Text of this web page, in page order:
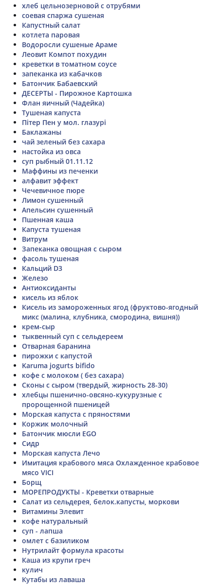
хлеб цельнозерновой с отрубями
соевая спаржа сушеная
Капустный салат
котлета паровая
Водоросли сушеные Араме
Леовит Компот похудин
креветки в томатном соусе
запеканка из кабачков
Батончик Бабаевский
ДЕСЕРТЫ - Пирожное Картошка
Флан яичный (Чадейка)
Тушеная капуста
Пітер Пен у мол. глазурі
Баклажаны
чай зеленый без сахара
настойка из овса
суп рыбный 01.11.12
Маффины из печенки
алфавит эффект
Чечевичное пюре
Лимон сушенный
Апельсин сушенный
Пшенная каша
Капуста тушеная
Витрум
Запеканка овощная с сыром
фасоль тушеная
Кальций D3
Железо
Антиоксиданты
кисель из яблок
Кисель из замороженных ягод (фруктово-ягодный
микс (малина, клубника, смородина, вишня))
крем-сыр
тыквенный суп с сельдереем
Отварная баранина
пирожки с капустой
Karuma jogurts bifido
кофе с молоком ( без сахара)
Сконы с сыром (твердый, жирность 28-30)
хлебцы пшенично-овсяно-кукурузные с
пророщенной пшеницей
Морская капуста с пряностями
Коржик молочный
Батончик мюсли EGO
Сидр
Морская капуста Лечо
Имитация крабового мяса Охлажденное крабовое
мясо VICI
Борщ
МОРЕПРОДУКТЫ - Креветки отварные
Салат из сельдерея, белок.капусты, моркови
Витамины Элевит
кофе натуральный
суп - лапша
омлет с базиликом
Нутрилайт формула красоты
Каша из крупи греч
кулич
Кутабы из лаваша